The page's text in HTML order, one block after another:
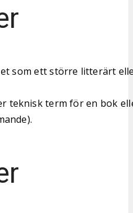
som ett större litterärt
teknisk term för en bok